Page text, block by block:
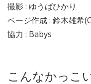
撮影 : ゆうばひかり
ページ作成 : 鈴木雄希
協力 : Babys
こんなかっこ